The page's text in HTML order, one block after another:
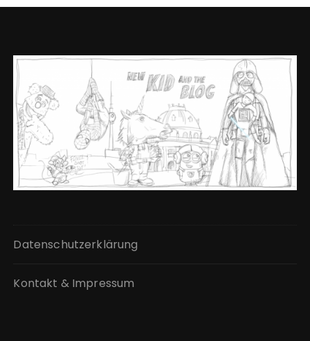
Datenschutzerklärung
Kontakt & Impressum